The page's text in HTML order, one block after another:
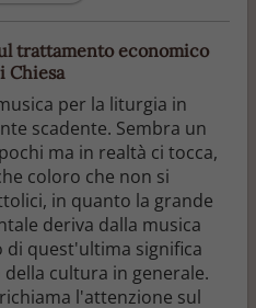
trattamento economico
Chiesa
per la liturgia in
scadente. Sembra un
ma in realtà ci tocca,
coloro che non si
in quanto la grande
deriva dalla musica
di quest'ultima significa
cultura in generale.
l'attenzione sul